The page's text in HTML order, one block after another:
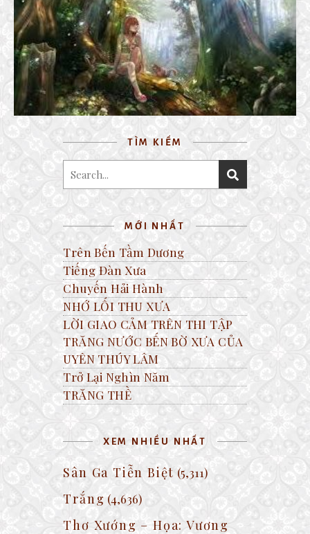
BIẾT ĐÂU TÌM
28 October, 2016
TÌM KIẾM
MỚI NHẤT
Trên Bến Tầm Dương
Tiếng Đàn Xưa
Chuyến Hải Hành
NHỚ LỐI THU XƯA
LỜI GIAO CẢM TRÊN THI TẬP
TRĂNG NƯỚC BẾN BỜ XƯA CỦA
UYÊN THÚY LÂM
Trở Lại Nghìn Năm
TRĂNG THỀ
XEM NHIỀU NHẤT
Sân Ga Tiễn Biệt (5,311)
Trắng (4,636)
Thơ Xướng – Họa: Vương